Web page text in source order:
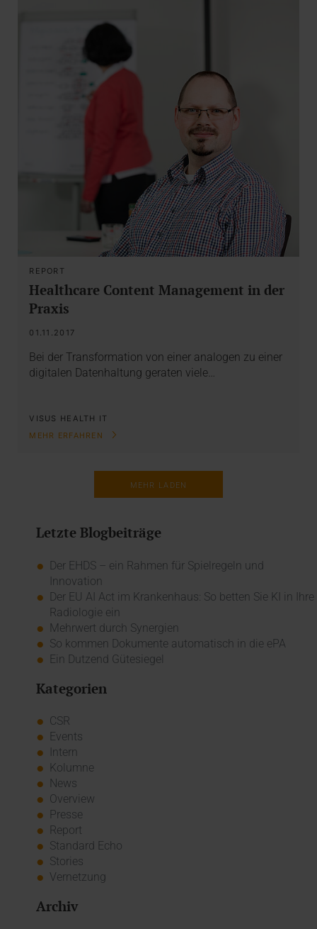
REPORT
Healthcare Content Management in der
Praxis
01.11.2017
Bei der Transformation von einer analogen zu einer
digitalen Datenhaltung geraten viele…
VISUS HEALTH IT
MEHR ERFAHREN
MEHR LADEN
Letzte Blogbeiträge
Der EHDS – ein Rahmen für Spielregeln und
Innovation
Der EU AI Act im Krankenhaus: So betten Sie KI in Ihre
Radiologie ein
Mehrwert durch Synergien
So kommen Dokumente automatisch in die ePA
Ein Dutzend Gütesiegel
Kategorien
CSR
Events
Intern
Kolumne
News
Overview
Presse
Report
Standard Echo
Stories
Vernetzung
Archiv